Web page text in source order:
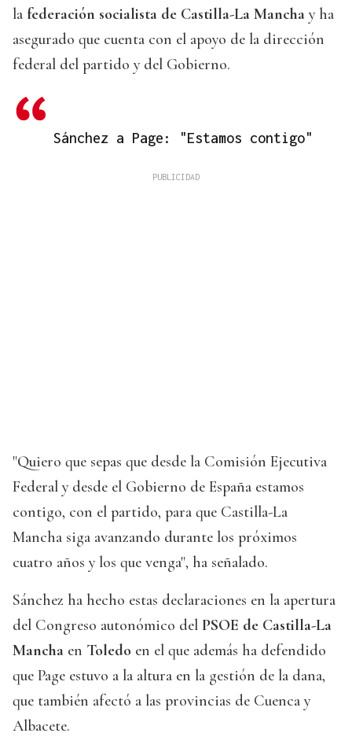
la federación socialista de Castilla-La Mancha y ha
asegurado que cuenta con el apoyo de la dirección
federal del partido y del Gobierno.
Sánchez a Page: "Estamos contigo"
"Quiero que sepas que desde la Comisión Ejecutiva
Federal y desde el Gobierno de España estamos
contigo, con el partido, para que Castilla-La
Mancha siga avanzando durante los próximos
cuatro años y los que venga", ha señalado.
Sánchez ha hecho estas declaraciones en la apertura
del Congreso autonómico del PSOE de Castilla-La
Mancha en Toledo en el que además ha defendido
que Page estuvo a la altura en la gestión de la dana,
que también afectó a las provincias de Cuenca y
Albacete.